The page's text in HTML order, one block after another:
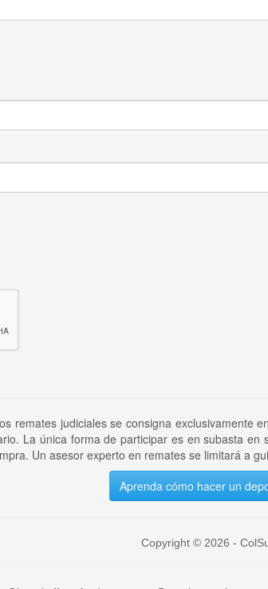
remates judiciales se consigna exclusivamente
La única forma de participar es en subasta
Un asesor experto en remates se limitará a
Aprenda cómo hacer un
Copyright © 2026 -